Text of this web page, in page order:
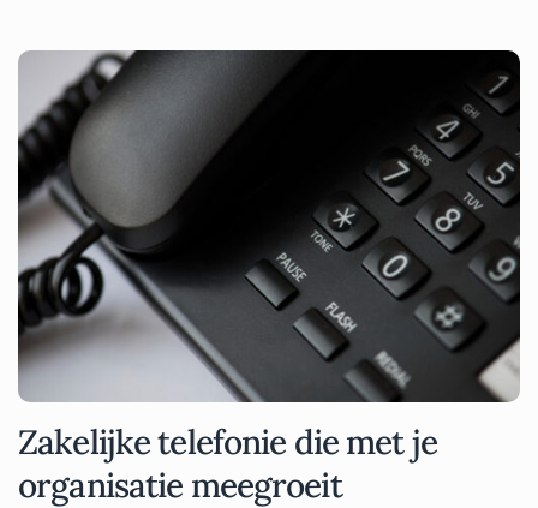
Zakelijke telefonie die met je
organisatie meegroeit